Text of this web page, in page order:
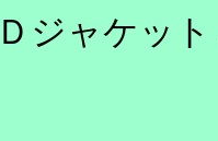
ジャケット